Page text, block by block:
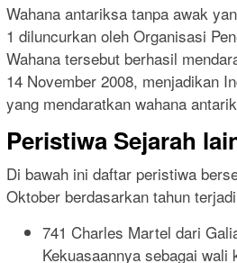
Wahana antariksa tanpa awak
1 diluncurkan oleh Organisasi
Wahana tersebut berhasil
14 November 2008, menjadikan
yang mendaratkan wahana
Peristiwa Sejarah
Di bawah ini daftar peristiwa
Oktober berdasarkan tahun
741 Charles Martel dari
Kekuasaannya sebagai wali